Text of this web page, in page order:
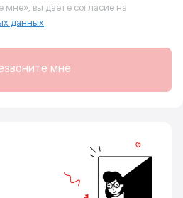
вы даёте согласие на
данных
мне